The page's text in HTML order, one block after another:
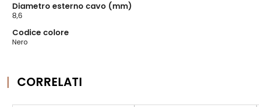
Diametro esterno cavo (mm)
8,6
Codice colore
Nero
CORRELATI